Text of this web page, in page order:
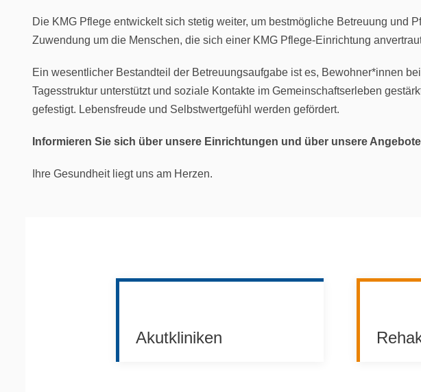
Die KMG Pflege entwickelt sich stetig weiter, um bestmögliche Betreuung und
Zuwendung um die Menschen, die sich einer KMG Pflege-Einrichtung
Ein wesentlicher Bestandteil der Betreuungsaufgabe ist es, Bewohner*innen
Tagesstruktur unterstützt und soziale Kontakte im Gemeinschaftserleben
gefestigt. Lebensfreude und Selbstwertgefühl werden gefördert.
Informieren Sie sich über unsere Einrichtungen und über unsere
Ihre Gesundheit liegt uns am Herzen.
Akutkliniken